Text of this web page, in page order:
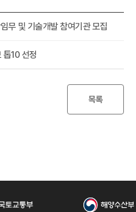
무 및 기술개발 참여기관 모집
톱10 선정
목록